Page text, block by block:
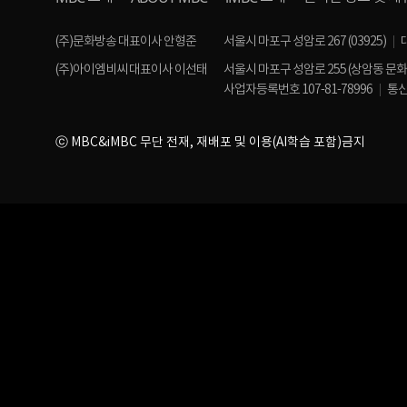
(주)문화방송 대표이사 안형준 서울시 마포구 성암로 267 (03925)
(주)아이엠비씨 대표이사 이선태
서울시 마포구 성암로 255 (상암동 문
사업자등록번호 107-81-78996
통
ⓒ MBC&iMBC 무단 전재, 재배포 및 이용(AI학습 포함)금지